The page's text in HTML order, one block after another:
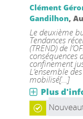
Clément
Gandilhon,
Le deuxième
Tendances
(TREND) de
conséquences
confinement
L’ensemble
mobilisé[...]
Plus